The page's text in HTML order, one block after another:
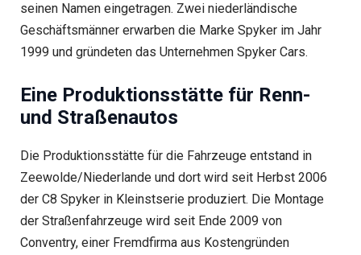
seinen Namen eingetragen. Zwei niederländische
Geschäftsmänner erwarben die Marke Spyker im Jahr
1999 und gründeten das Unternehmen Spyker Cars.
Eine Produktionsstätte für Renn-
und Straßenautos
Die Produktionsstätte für die Fahrzeuge entstand in
Zeewolde/Niederlande und dort wird seit Herbst 2006
der C8 Spyker in Kleinstserie produziert. Die Montage
der Straßenfahrzeuge wird seit Ende 2009 von
Conventry, einer Fremdfirma aus Kostengründen